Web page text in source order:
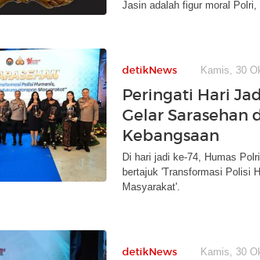
Jasin adalah figur moral
detikNews Kamis, 30
Peringati Hari
Gelar Sarasehan
Kebangsaan
Di hari jadi ke-74, Humas
bertajuk 'Transformasi Polisi
Masyarakat'.
detikNews Kamis, 30